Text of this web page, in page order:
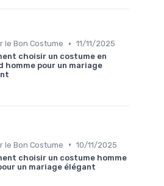
le Bon Costume • 11/11/2025
choisir un costume en
homme pour un mariage
le Bon Costume • 10/11/2025
choisir un costume homme
un mariage élégant